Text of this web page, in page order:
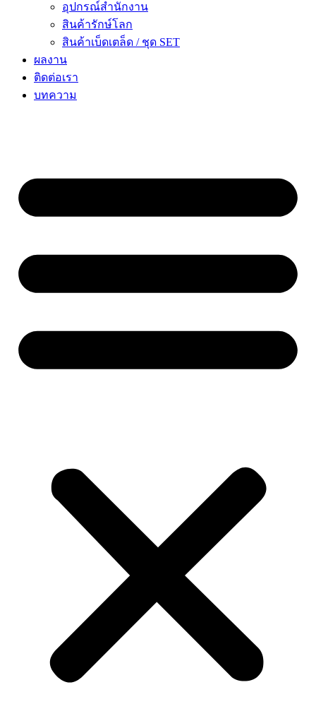
อุปกรณ์สำนักงาน
สินค้ารักษ์โลก
สินค้าเบ็ดเตล็ด / ชุด SET
ผลงาน
ติดต่อเรา
บทความ